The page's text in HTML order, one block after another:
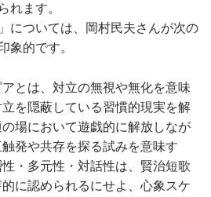
れます。
」については、岡村民夫さんが次の
象的です。
とは、対立の無視や無化を意味
を隠蔽している習慣的現実を解
場において遊戯的に解放しなが
発や共存を探る試みを意味す
・多元性・対話性は、賢治短歌
に認められるにせよ、心象スケ